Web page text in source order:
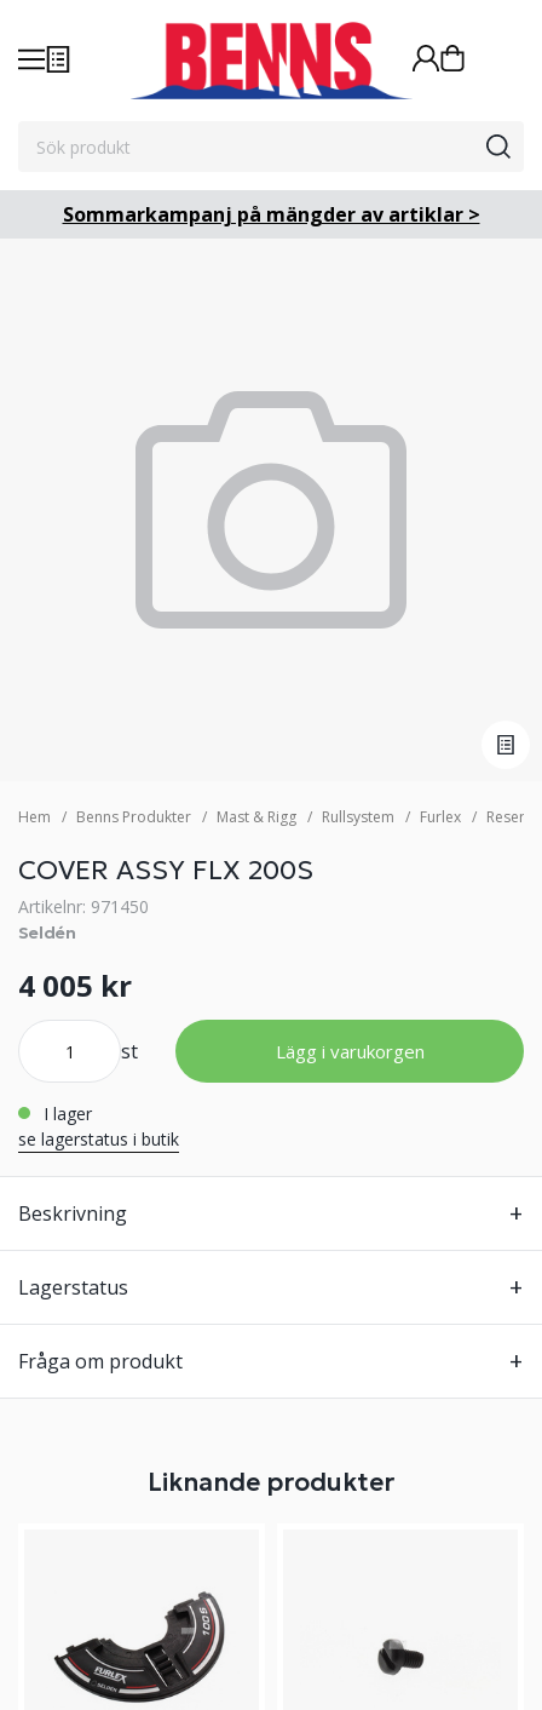
Sommarkampanj på mängder av artiklar >
Hem Benns Produkter Mast & Rigg Rullsystem Furlex
COVER ASSY FLX 200S
Artikelnr: 971450
Seldén
4 005 kr
st Lägg i varukorgen
i lager
se lagerstatus i butik
Beskrivning
Lagerstatus
Fråga om produkt
Liknande produkter